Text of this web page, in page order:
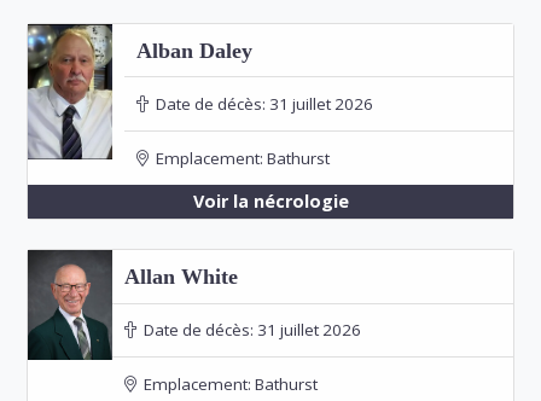
Alban Daley
Date de décès: 31 juillet 2026
Emplacement: Bathurst
Voir la nécrologie
Allan White
Date de décès: 31 juillet 2026
Emplacement: Bathurst